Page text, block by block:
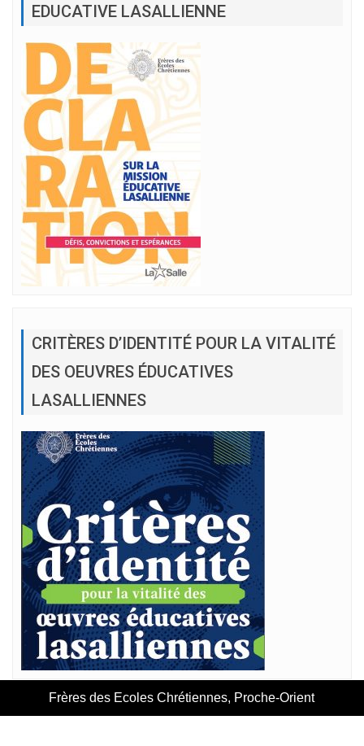
EDUCATIVE LASALLIENNE
CRITÈRES D’IDENTITÉ POUR LA VITALITÉ
DES OEUVRES ÉDUCATIVES
LASALLIENNES
Frères des Ecoles Chrétiennes, Proche-Orient